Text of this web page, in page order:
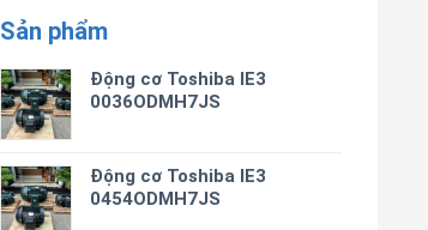
Sản phẩm
Động cơ Toshiba IE3
0036ODMH7JS
Động cơ Toshiba IE3
0454ODMH7JS